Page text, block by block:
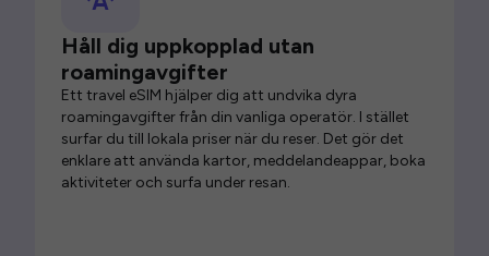
Håll dig uppkopplad utan
roamingavgifter
Ett travel eSIM hjälper dig att undvika dyra
roamingavgifter från din vanliga operatör. I stället
surfar du till lokala priser när du reser. Det gör det
enklare att använda kartor, meddelandeappar, boka
aktiviteter och surfa under resan.